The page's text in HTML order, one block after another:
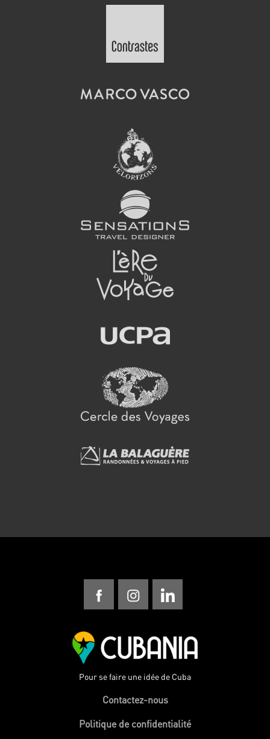
Pour se faire une idée de Cuba
Contactez-nous
Politique de confidentialité